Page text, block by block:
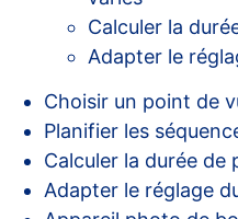
Calculer la
Adapter le
Choisir un point de
Planifier les
Calculer la durée de
Adapter le réglage